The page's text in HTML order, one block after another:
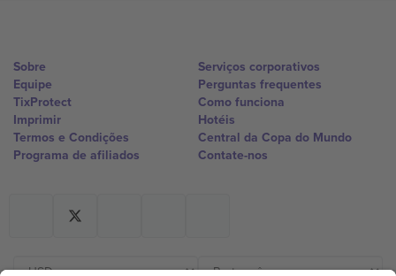
Sobre
Equipe
TixProtect
Imprimir
Termos e Condições
Programa de afiliados
Serviços corporativos
Perguntas frequentes
Como funciona
Hotéis
Central da Copa do Mundo
Contate-nos